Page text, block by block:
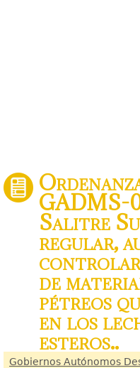
GADMS-
Salitre
regular,
de
pétreos
en los
esteros..
Gobiernos Autónomos